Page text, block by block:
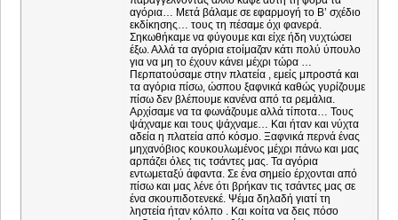
αγόρια… Μετά βάλαμε σε εφαρμογή το Β’ σχέδιο
εκδίκησης… τους τη πέσαμε όχι φανερά.
Σηκωθήκαμε να φύγουμε και είχε ήδη νυχτώσει
έξω. Αλλά τα αγόρια ετοίμαζαν κάτι πολύ ύπουλο
για να μη το έχουν κάνει μέχρι τώρα …
Περπατούσαμε στην πλατεία , εμείς μπροστά και
τα αγόρια πίσω, ώσπου ξαφνικά καθώς γυρίζουμε
πίσω δεν βλέπουμε κανένα από τα ρεμάλια.
Αρχίσαμε να τα φωνάζουμε αλλά τίποτα… Τους
ψάχναμε και τους ψάχναμε… Και ήταν και νύχτα
αδεία η πλατεία από κόσμο. Ξαφνικά περνά ένας
μηχανόβιος κουκουλωμένος μέχρι πάνω και μας
αρπάζει όλες τις τσάντες μας. Τα αγόρια
εντωμεταξύ άφαντα. Σε ένα σημείο έρχονται από
πίσω και μας λένε ότι βρήκαν τις τσάντες μας σε
ένα σκουπιδοτενεκέ. Ψέμα δηλαδή γιατί τη
ληστεία ήταν κόλπο . Και κοίτα να δεις πόσο